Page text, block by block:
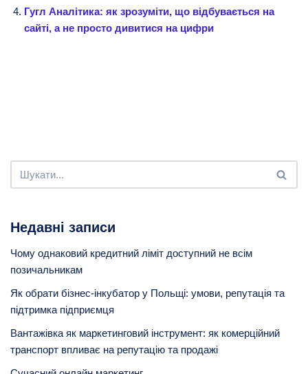
Гугл Аналітика: як зрозуміти, що відбувається на
сайті, а не просто дивитися на цифри
Недавні записи
Чому однаковий кредитний ліміт доступний не всім
позичальникам
Як обрати бізнес-інкубатор у Польщі: умови, репутація та
підтримка підприємця
Вантажівка як маркетинговий інструмент: як комерційний
транспорт впливає на репутацію та продажі